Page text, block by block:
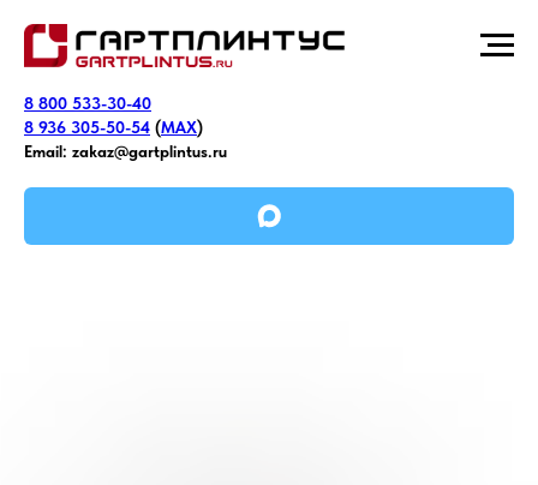
8 800 533-30-40
8 936 305-50-54 (MAX)
Email: zakaz@gartplintus.ru